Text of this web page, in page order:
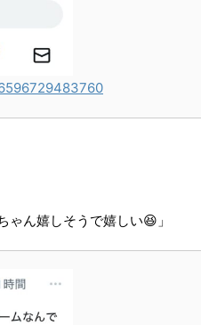
ん嬉しそうで嬉しい😆」